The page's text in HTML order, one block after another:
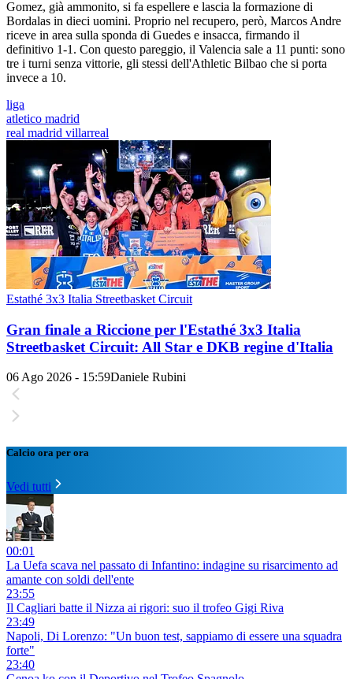
Gomez, già ammonito, si fa espellere e lascia la formazione di
Bordalas in dieci uomini. Proprio nel recupero, però, Marcos Andre
riceve in area sulla sponda di Guedes e insacca, firmando il
definitivo 1-1. Con questo pareggio, il Valencia sale a 11 punti: sono
tre i turni senza vittorie, gli stessi dell'Athletic Bilbao che si porta
invece a 10.
liga
atletico madrid
real madrid villarreal
Estathé 3x3 Italia Streetbasket Circuit
Gran finale a Riccione per l'Estathé 3x3 Italia
Streetbasket Circuit: All Star e DKB regine d'Italia
06 Ago 2026 - 15:59Daniele Rubini
Calcio ora per ora
Vedi tutti
00:01
La Uefa scava nel passato di Infantino: indagine su risarcimento ad
amante con soldi dell'ente
23:55
Il Cagliari batte il Nizza ai rigori: suo il trofeo Gigi Riva
23:49
Napoli, Di Lorenzo: "Un buon test, sappiamo di essere una squadra
forte"
23:40